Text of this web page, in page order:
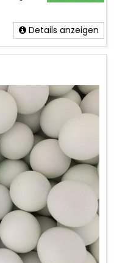
Details anzeigen